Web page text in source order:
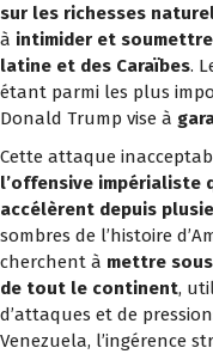
sur les richesses
à intimider et soumettre
latine et des Caraïbes.
étant parmi les plus
Donald Trump vise à
Cette attaque
l’offensive impérialiste
accélèrent depuis
sombres de l’histoire
cherchent à mettre
de tout le continent,
d’attaques et de
Venezuela, l’ingérence